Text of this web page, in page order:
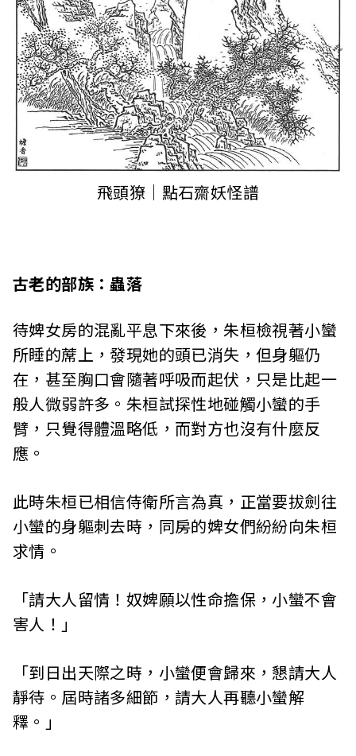
飛頭獠｜點石齋妖怪譜
古老的部族：蟲落
待婢女房的混亂平息下來後，朱桓檢視著小蠻
所睡的蓆上，發現她的頭已消失，但身軀仍
在，甚至胸口會隨著呼吸而起伏，只是比起一
般人微弱許多。朱桓試探性地碰觸小蠻的手
臂，只覺得體溫略低，而對方也沒有什麼反
應。
此時朱桓已相信侍衛所言為真，正當要拔劍往
小蠻的身軀刺去時，同房的婢女們紛紛向朱桓
求情。
「請大人留情！奴婢願以性命擔保，小蠻不會
害人！」
「到日出天際之時，小蠻便會歸來，懇請大人
靜待。屆時諸多細節，請大人再聽小蠻解
釋。」